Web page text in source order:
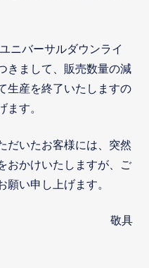
ニバーサルダウンライ
きまして、販売数量の減
生産を終了いたしますの
ます。
だいたお客様には、突然
おかけいたしますが、ご
願い申し上げます。
敬具